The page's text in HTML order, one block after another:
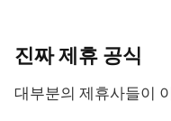
진짜 제휴 공식
대부분의 제휴사들이